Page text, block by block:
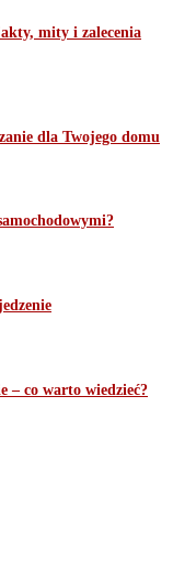
mity i zalecenia
dla Twojego domu
– co warto wiedzieć?